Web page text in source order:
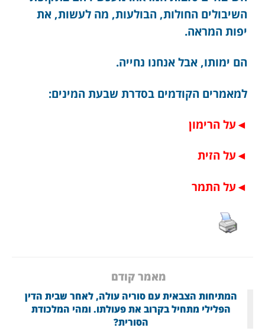
השיבולים החולות, הבולעות, מה לעשות, את
יפות המראה.
הם ימותו, אבל אנחנו נחייה.
למאמרים הקודמים בסדרת שבעת המינים:
◄ על הרימון
◄ על הזית
◄ על התמר
מאמר קודם
המתיחות הצבאית עם סוריה עולה, לאחר שבית הדין
הפלילי מתחיל בקרוב את פעולתו. ומהי המלכודת
הסורית?